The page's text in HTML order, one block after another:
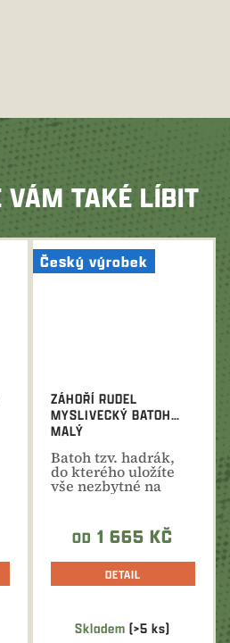
VÁM TAKÉ LÍBIT
Český výrobek
Skladem(>5 ks)
ZÁHOŘÍ RUDEL
MYSLIVECKÝ BATOH
MALÝ
Batoh tzv. hadrák,
do kterého uložíte
vše nezbytné na
vycházku do
OD 1 665 KČ
DETAIL